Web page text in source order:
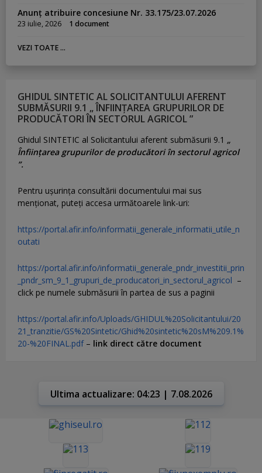
Anunț atribuire concesiune Nr. 33.175/23.07.2026
23 iulie, 2026 1 document
VEZI TOATE ...
GHIDUL SINTETIC AL SOLICITANTULUI AFERENT
SUBMĂSURII 9.1 „ ÎNFIINȚAREA GRUPURILOR DE
PRODUCĂTORI ÎN SECTORUL AGRICOL ”
Ghidul SINTETIC al Solicitantului aferent submăsurii 9.1 „
Înființarea grupurilor de producători în sectorul agricol
”.
Pentru uşurinţa consultării documentului mai sus
menţionat, puteţi accesa următoarele link-uri:
https://portal.afir.info/informatii_generale_informatii_utile_n
outati
https://portal.afir.info/informatii_generale_pndr_investitii_prin
_pndr_sm_9_1_grupuri_de_producatori_in_sectorul_agricol –
click pe numele submăsurii în partea de sus a paginii
https://portal.afir.info/Uploads/GHIDUL%20Solicitantului/20
21_tranzitie/GS%20Sintetic/Ghid%20sintetic%20sM%209.1%
20-%20FINAL.pdf– link direct către document
Ultima actualizare: 04:23 | 7.08.2026